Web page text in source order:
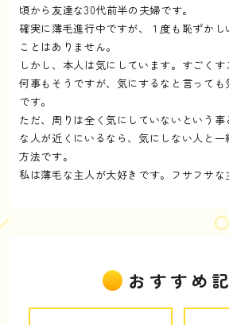
頃から友達な30代前半の夫婦です。
確実に薄毛進行中ですが、１度も恥ずか
ことはありません。
しかし、本人は気にしています。すごくす
何事もそうですが、気にするなと言って
です。
ただ、周りは全く気にしていないという事
な人が近くにいるなら、気にしない人と
方法です。
私は薄毛な主人が大好きです。フサフサな
おすすめ